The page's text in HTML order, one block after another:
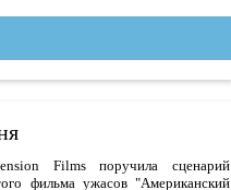
Films поручила сценарий
фильма ужасов "Американский